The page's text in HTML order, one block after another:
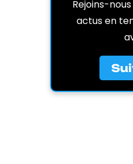
Rejoins-
actus en